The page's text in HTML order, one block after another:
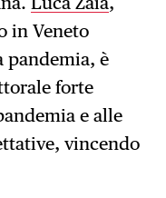
in Veneto
pandemia, è
forte
e alle
vincendo